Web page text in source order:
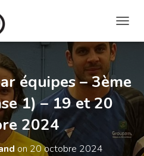
U
R
/
F
E
R
équipes – 3ème
1) – 19 et 20
2024
on 20 octobre 2024